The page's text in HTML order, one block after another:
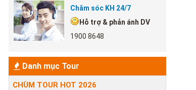
Chăm sóc KH 24/7
Hỗ trợ & phản ánh DV
1900 8648
Danh mục Tour
CHÙM TOUR HOT 2026